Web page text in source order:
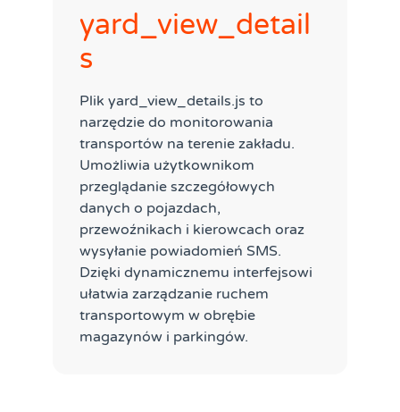
yard_view_detail
s
Plik yard_view_details.js to
narzędzie do monitorowania
transportów na terenie zakładu.
Umożliwia użytkownikom
przeglądanie szczegółowych
danych o pojazdach,
przewoźnikach i kierowcach oraz
wysyłanie powiadomień SMS.
Dzięki dynamicznemu interfejsowi
ułatwia zarządzanie ruchem
transportowym w obrębie
magazynów i parkingów.